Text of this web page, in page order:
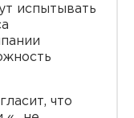
испытывать
что